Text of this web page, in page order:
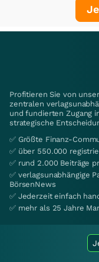
Profitieren Sie von
zentralen
und fundierten Zugang
strategische
✅ Größte Finanz-
✅ über 550.000
✅ rund 2.000 Beiträge
✅ verlagsunabhängige
BörsenNews
✅ Jederzeit einfach
✅ mehr als 25 Jahre